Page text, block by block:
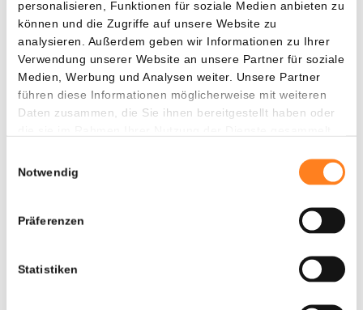
personalisieren, Funktionen für soziale Medien anbieten zu
können und die Zugriffe auf unsere Website zu
analysieren. Außerdem geben wir Informationen zu Ihrer
Verwendung unserer Website an unsere Partner für soziale
Medien, Werbung und Analysen weiter. Unsere Partner
führen diese Informationen möglicherweise mit weiteren
Daten zusammen, die Sie ihnen bereitgestellt haben oder
Notwendig
Präferenzen
Statistiken
Zum Zeitpunkt des Schreibens notierte Bitcoin bei 109.602
Vorwoche.